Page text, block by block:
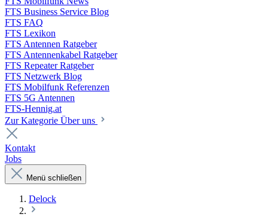
FTS Business Service Blog
FTS FAQ
FTS Lexikon
FTS Antennen Ratgeber
FTS Antennenkabel Ratgeber
FTS Repeater Ratgeber
FTS Netzwerk Blog
FTS Mobilfunk Referenzen
FTS 5G Antennen
FTS-Hennig.at
Zur Kategorie Über uns
Kontakt
Jobs
Menü schließen
Delock